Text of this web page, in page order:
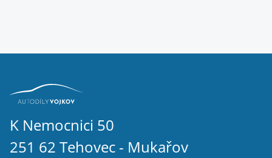
K Nemocnici 50
251 62 Tehovec - Mukařov